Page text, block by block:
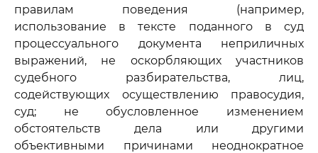
правилам поведения (например,
использование в тексте поданного в суд
процессуального документа неприличных
выражений, не оскорбляющих участников
судебного разбирательства, лиц,
содействующих осуществлению правосудия,
суд; не обусловленное изменением
обстоятельств дела или другими
объективными причинами неоднократное